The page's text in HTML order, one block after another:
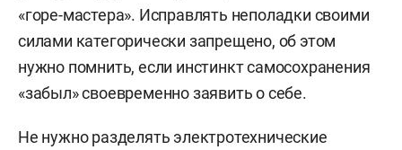
«горе-мастера». Исправлять неполадки своими
силами категорически запрещено, об этом
нужно помнить, если инстинкт самосохранения
«забыл» своевременно заявить о себе.
Не нужно разделять электротехнические